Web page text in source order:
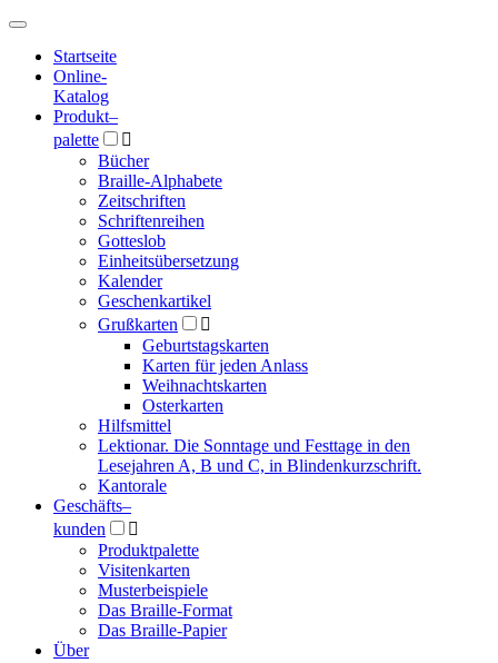
Hauptmenü
Hauptmenü
Startseite
Online-
Katalog
Produkt–
palette

Bücher
Braille-Alphabete
Zeitschriften
Schriftenreihen
Gotteslob
Einheitsübersetzung
Kalender
Geschenkartikel
Grußkarten

Geburtstagskarten
Karten für jeden Anlass
Weihnachtskarten
Osterkarten
Hilfsmittel
Lektionar. Die Sonntage und Festtage in den
Lesejahren A, B und C, in Blindenkurzschrift.
Kantorale
Geschäfts­–
kunden

Produktpalette
Visitenkarten
Musterbeispiele
Das Braille-Format
Das Braille-Papier
Über